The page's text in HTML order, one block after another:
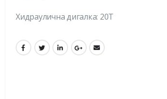
Хидраулична дигалка: 20Т